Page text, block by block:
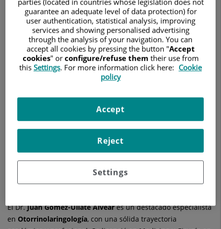
OTORRINOLARINGOLOGÍA
Pedir cita
Hospital Universitario Ruber Juan Bravo
28006 Madrid
910 687 999
Ver más especialistas enMadrid
El Dr.Juan Gómez-Ullate Alveares un destacado especialista
en Otorrinolaringología, con una sólida trayectoria
guarantee an adequate level of data protection) for
user authentication, statistical analysis, improving
services and showing personalised advertising
through the analysis of your navigation. You can
accept all cookies by pressing the button "Accept
cookies" or configure/refuse them their use from
this Settings. For more information click here: Cookie
policy
Settings
Reject
Accept